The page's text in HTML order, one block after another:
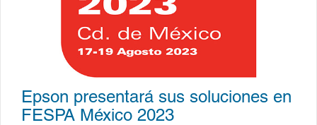
Epson presentará sus soluciones en
FESPA México 2023